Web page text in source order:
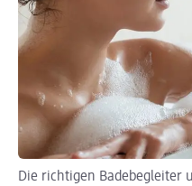
Die richtigen Badebegleiter